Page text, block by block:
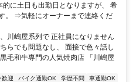
に土日も出勤日となりますが、 希
。 ⇒気軽にオーナーまで連絡くだ
川嶋屋系列で 正社員になりません
らでも問題なし、 面接で色々話し
毛和牛専門の人気焼肉店 「川嶋屋
歓迎 バイク通勤OK 学歴不問
車通勤OK